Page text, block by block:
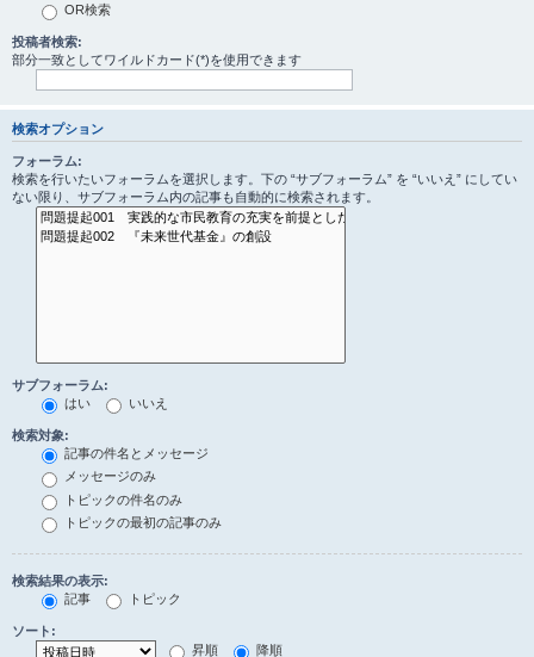
OR検索
投稿者検索:
部分一致としてワイルドカード(*)を使用できます
検索オプション
フォーラム:
検索を行いたいフォーラムを選択します。下の “サブフォーラム” を “いいえ” にしてい
ない限り、サブフォーラム内の記事も自動的に検索されます。
サブフォーラム:
はい
いいえ
検索対象:
記事の件名とメッセージ
メッセージのみ
トピックの件名のみ
トピックの最初の記事のみ
検索結果の表示:
記事
トピック
ソート:
昇順
降順